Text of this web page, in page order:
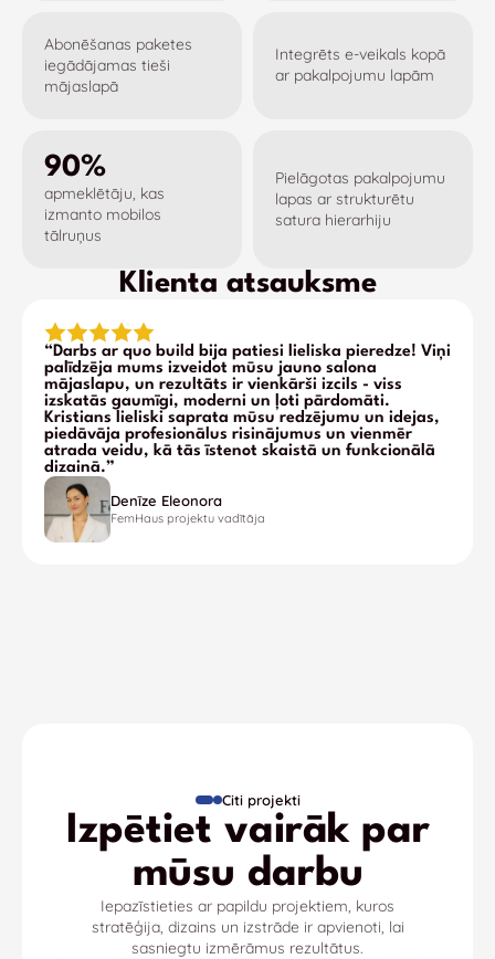
Abonēšanas paketes
iegādājamas tieši
mājaslapā
Integrēts e-veikals kopā
ar pakalpojumu lapām
90%
apmeklētāju, kas
izmanto mobilos
tālruņus
Pielāgotas pakalpojumu
lapas ar strukturētu
satura hierarhiju
Klienta atsauksme
“Darbs ar quo build bija patiesi lieliska pieredze! Viņi
palīdzēja mums izveidot mūsu jauno salona
mājaslapu, un rezultāts ir vienkārši izcils - viss
izskatās gaumīgi, moderni un ļoti pārdomāti.
Kristians lieliski saprata mūsu redzējumu un idejas,
piedāvāja profesionālus risinājumus un vienmēr
atrada veidu, kā tās īstenot skaistā un funkcionālā
dizainā.”
Denīze Eleonora
FemHaus projektu vadītāja
Citi projekti
Izpētiet vairāk par
mūsu darbu
Iepazīstieties ar papildu projektiem, kuros
stratēģija, dizains un izstrāde ir apvienoti, lai
sasniegtu izmērāmus rezultātus.